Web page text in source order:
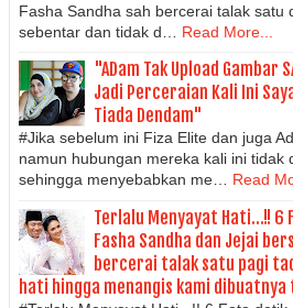
Fasha Sandha sah bercerai talak satu
sebentar dan tidak d…
Read More...
"ADam Tak Upload Gambar
Jadi Perceraian Kali Ini
Tiada Dendam"
#Jika sebelum ini Fiza Elite dan juga
namun hubungan mereka kali ini tidak
sehingga menyebabkan me… Read
Terlalu Menyayat Hati...!!
Fasha Sandha dan Jejai
bercerai talak satu pagi
hati hingga menangis kami dibuatnya